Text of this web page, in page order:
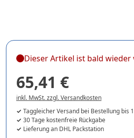
Dieser Artikel ist bald
65,41 €
inkl. MwSt. zzgl. Versandkosten
Taggleicher Versand bei Bestellung bis
30 Tage kostenfreie Rückgabe
Lieferung an DHL Packstation